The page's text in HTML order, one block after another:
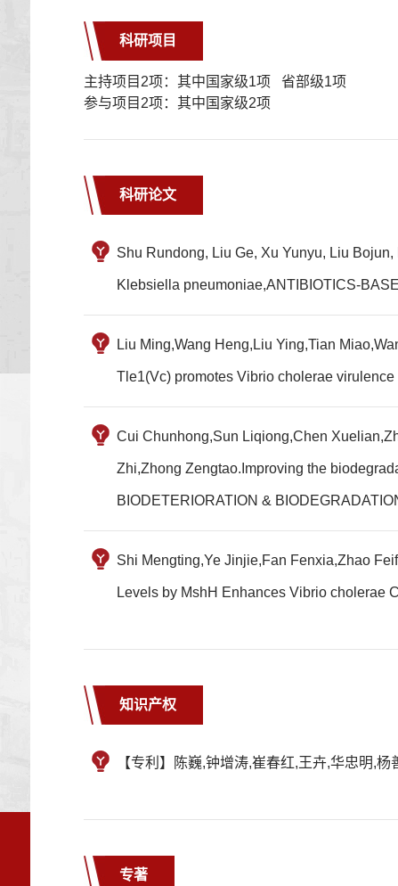
科研项目
主持项目2项：其中国家级1项 省部级1项
参与项目2项：其中国家级2项
科研论文
Shu Rundong, Liu Ge, Xu Yunyu, Liu
Klebsiella pneumoniae,ANTIBIOTICS-
Liu Ming,Wang Heng,Liu Ying,Tian
Tle1(Vc) promotes Vibrio cholerae
Cui Chunhong,Sun Liqiong,Chen
Zhi,Zhong Zengtao.Improving the
BIODETERIORATION &
Shi Mengting,Ye Jinjie,Fan Fenxia,Zhao
Levels by MshH Enhances Vibrio cholerae
知识产权
【专利】陈巍,钟增涛,崔春红,王卉,华忠明,
专著